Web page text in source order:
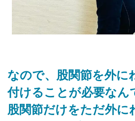
なので、股関節を外に
付けることが必要なん
股関節だけをただ外に